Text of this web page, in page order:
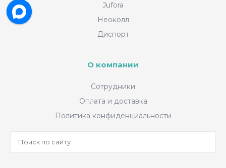
Jufora
Неоколл
Диспорт
О компании
Сотрудники
Оплата и доставка
Политика конфиденциальности